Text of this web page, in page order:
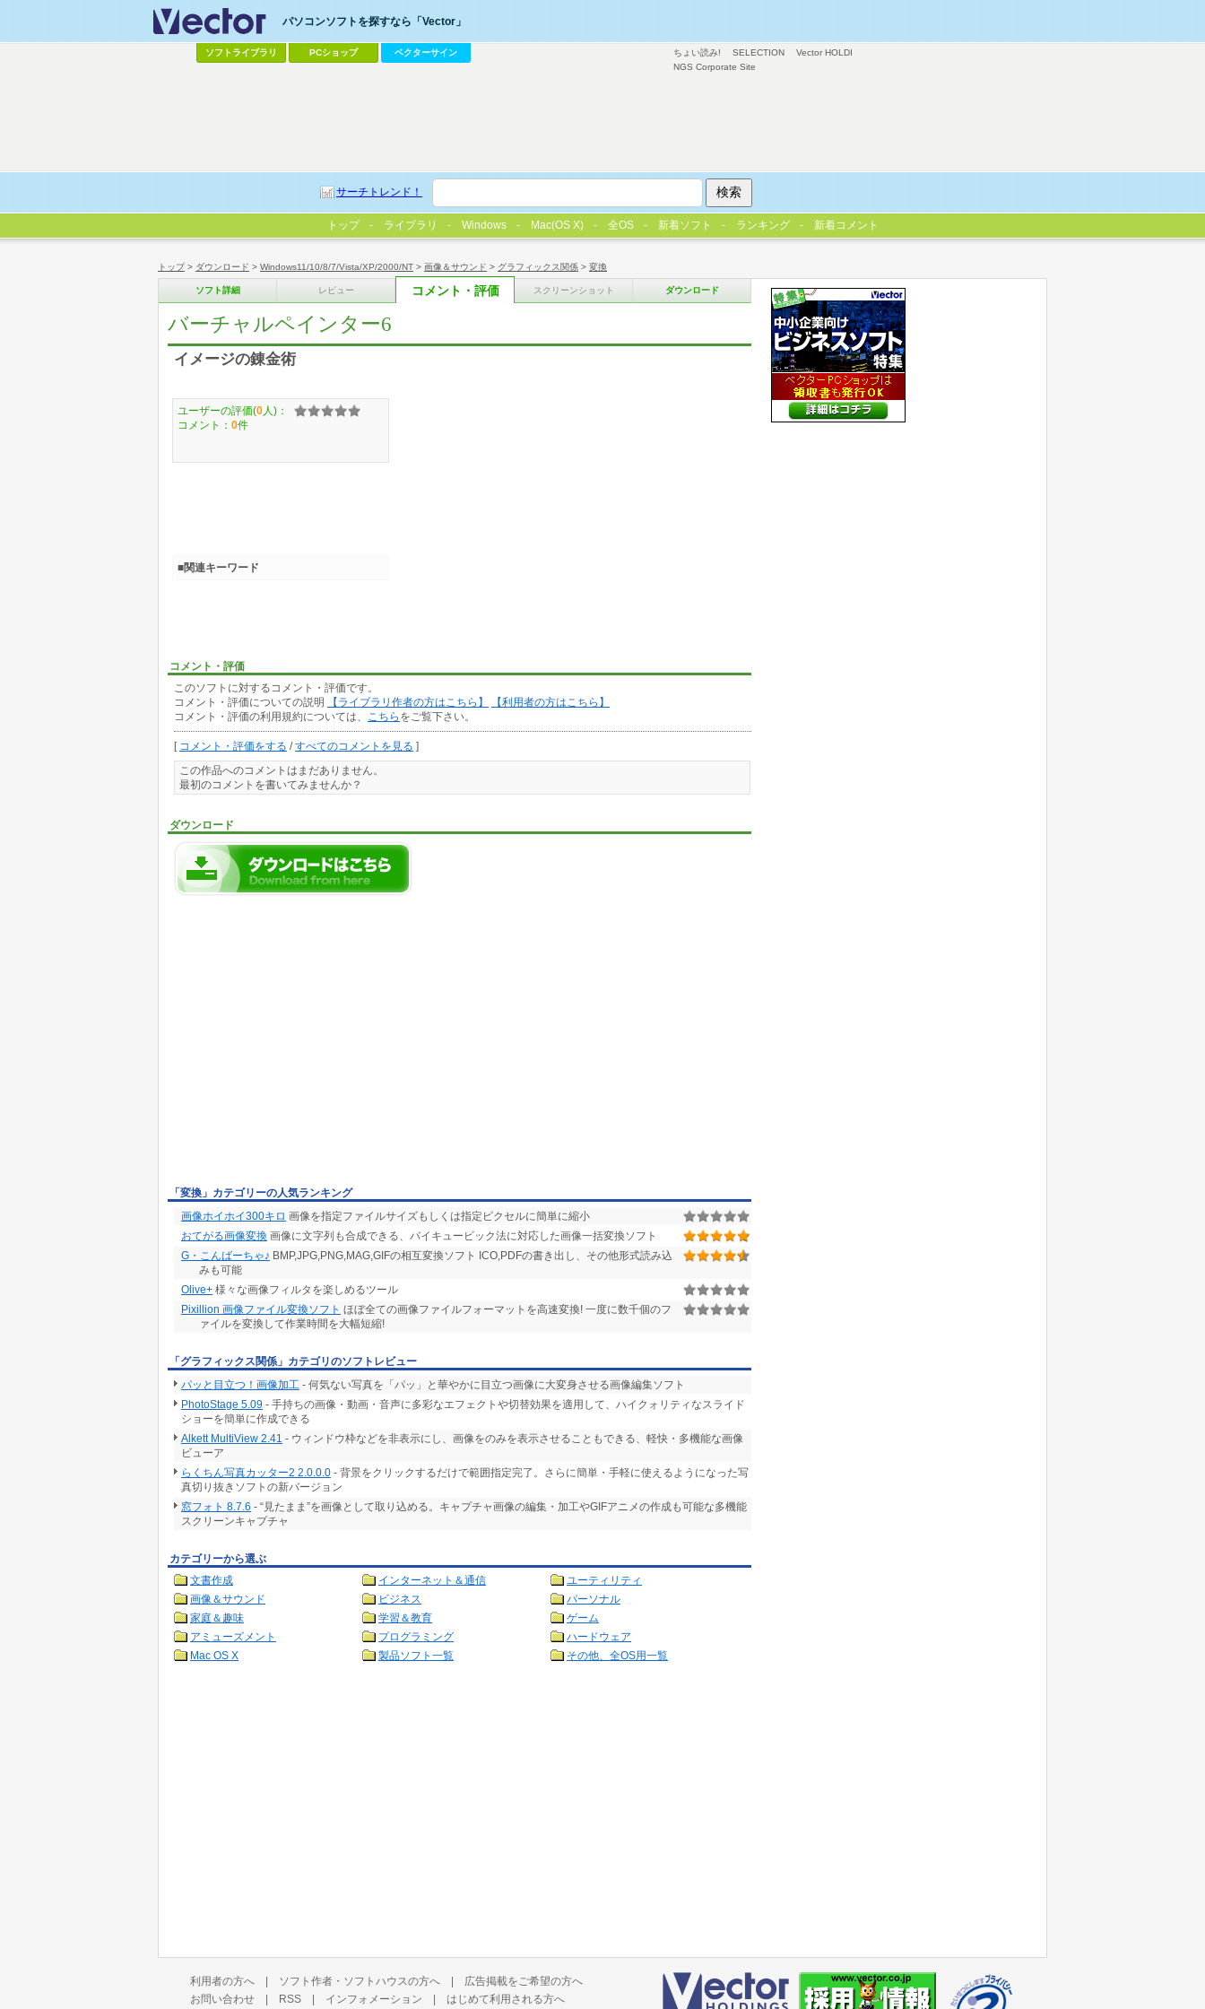
トップ> ダウンロード > Windows11/10/8/7/Vista/XP/2000/NT > 画像＆サウンド > グラフィックス関係 > 変換
ソフト詳細 レビュー コメント・評価 スクリーンショット ダウンロード
バーチャルペインター6
イメージの錬金術
コメント・評価
このソフトに対するコメント・評価です。
コメント・評価についての説明
【ライブラリ作者の方はこちら】
【利用者の方はこちら】
コメント・評価の利用規約については、
こちら をご覧下さい。
[ コメント・評価をする /すべてのコメントを見る ]
この作品へのコメントはまだありません。
最初のコメントを書いてみませんか？
ダウンロード
ユーザーの評価(0 人)：
コメント： 0件
■関連キーワード
「変換」カテゴリーの人気ランキング
画像ホイホイ300キロ 画像を指定ファイルサイズもしくは指定ピクセルに簡単に縮小
おてがる画像変換 画像に文字列も合成できる、バイキュービック法に対応した画像一括変換ソフト
G・こんばーちゃ♪ BMP,JPG,PNG,MAG,GIFの相互変換ソフト ICO,PDFの書き出し、その他形式読み込
みも可能
Olive+ 様々な画像フィルタを楽しめるツール
Pixillion 画像ファイル変換ソフト ほぼ全ての画像ファイルフォーマットを高速変換! 一度に数千個のフ
ァイルを変換して作業時間を大幅短縮!
「グラフィックス関係」カテゴリのソフトレビュー
パッと目立つ！画像加工 - 何気ない写真を「パッ」と華やかに目立つ画像に大変身させる画像編集ソフト
PhotoStage 5.09 - 手持ちの画像・動画・音声に多彩なエフェクトや切替効果を適用して、ハイクォリティなスライド
ショーを簡単に作成できる
Alkett MultiView 2.41 - ウィンドウ枠などを非表示にし、画像をのみを表示させることもできる、軽快・多機能な画像
ビューア
らくちん写真カッター2 2.0.0.0 - 背景をクリックするだけで範囲指定完了。さらに簡単・手軽に使えるようになった写
真切り抜きソフトの新バージョン
窓フォト 8.7.6 - “見たまま”を画像として取り込める。キャプチャ画像の編集・加工やGIFアニメの作成も可能な多機能
スクリーンキャプチャ
カテゴリーから選ぶ
文書作成
インターネット＆通信
ユーティリティ
画像＆サウンド
ビジネス
パーソナル
家庭＆趣味
学習＆教育
ゲーム
アミューズメント
プログラミング
ハードウェア
Mac OS X
製品ソフト一覧 その他、全OS用一覧
ちょい読み! SELECTION
Vector HOLDI
NGS Corporate Site
パソコンソフトを探すなら「Vector」
ソフトライブラリ PCショップ ベクターサイン
サーチトレンド！
トップ ライブラリ Windows Mac(OS X) 全OS 新着ソフト ランキング 新着コメント
利用者の方へ | ソフト作者・ソフトハウスの方へ | 広告掲載をご希望の方へ
お問い合わせ | RSS | インフォメーション | はじめて利用される方へ